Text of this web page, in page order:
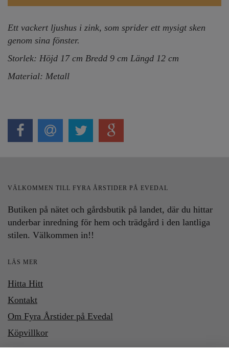
Ett vackert ljushus i zink, som sprider ett mysigt sken
genom sina fönster.
Storlek: Höjd 17 cm Bredd 9 cm Längd 12 cm
Material: Metall
VÄLKOMMEN TILL FYRA ÅRSTIDER PÅ EVEDAL
Butiken på nätet och gårdsbutik på landet, där du hittar
underbar inredning för hem och trädgård i den lantliga
stilen. Välkommen in!!
LÄS MER
Hitta Hitt
Kontakt
Om Fyra Årstider på Evedal
Köpvillkor